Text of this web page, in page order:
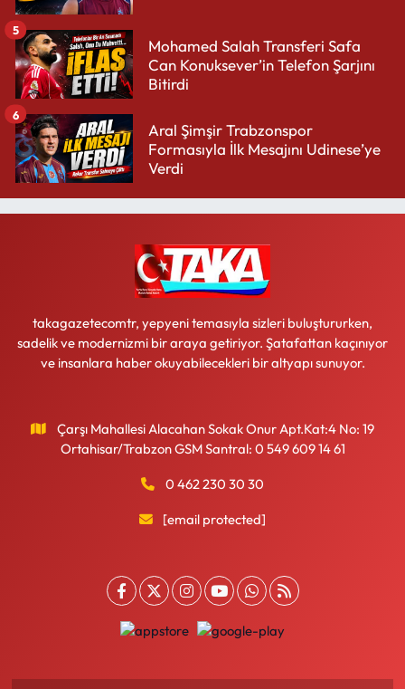
Mohamed Salah Transferi Safa
Can Konuksever’in Telefon Şarjını
Bitirdi
5
Aral Şimşir Trabzonspor
Formasıyla İlk Mesajını Udinese’ye
Verdi
6
takagazetecomtr, yepyeni temasıyla sizleri buluştururken,
sadelik ve modernizmi bir araya getiriyor. Şatafattan kaçınıyor
ve insanlara haber okuyabilecekleri bir altyapı sunuyor.
Çarşı Mahallesi Alacahan Sokak Onur Apt.Kat:4 No: 19
Ortahisar/Trabzon GSM Santral: 0 549 609 14 61
0 462 230 30 30
[email protected]